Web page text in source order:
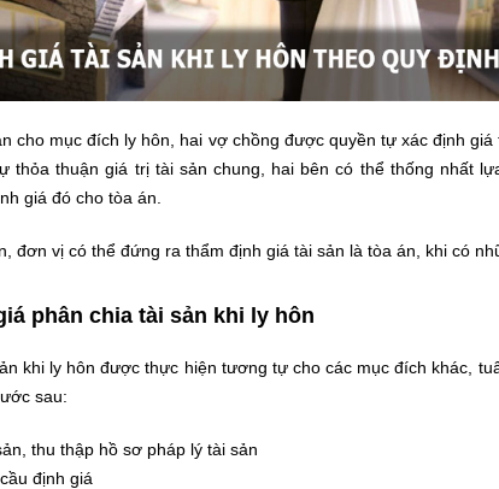
cho mục đích ly hôn, hai vợ chồng được quyền tự xác định
thỏa thuận giá trị tài sản chung, hai bên có thể thống nhất
giá đó cho tòa án.
đơn vị có thể đứng ra thẩm định giá tài sản là tòa án, khi có
phân chia tài sản khi ly hôn
khi ly hôn được thực hiện tương tự cho các mục đích khác,
sau:
thu thập hồ sơ pháp lý tài sản
định giá